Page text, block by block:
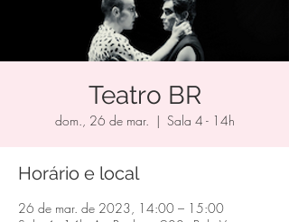
Teatro BR
dom., 26 de mar.
  |
Sala 4 - 14h
Horário e local
26 de mar. de 2023, 14:00 – 15:00